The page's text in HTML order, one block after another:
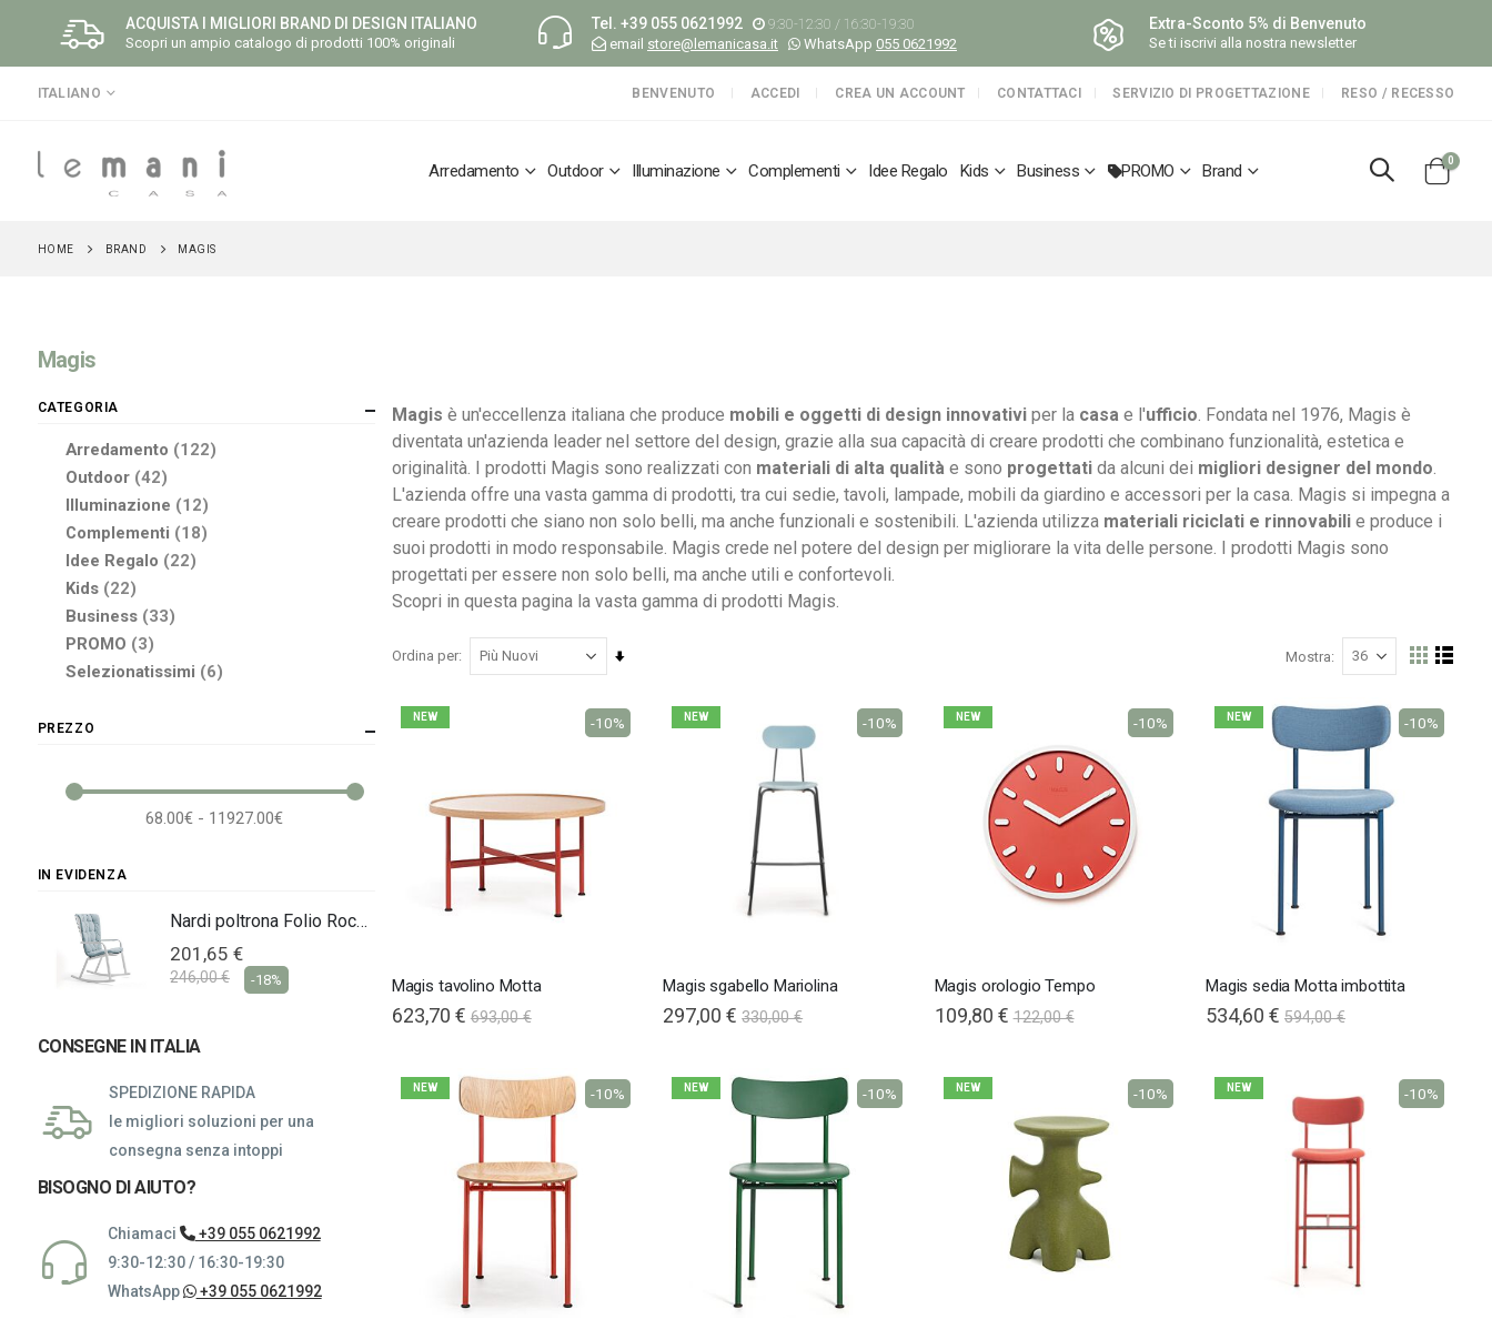
ACQUISTA I MIGLIORI BRAND DI DESIGN ITALIANO
Scopri un ampio catalogo di prodotti 100% originali
Tel. +39 055 0621992
9:30-12:30 / 16:30-19:30
email store@lemanicasa.it WhatsApp 055 0621992
Extra-Sconto 5% di Benvenuto
Se ti iscrivi alla nostra newsletter
LINGUA
ITALIANO BENVENUTO ACCEDI CREA UN ACCOUNT CONTATTACI SERVIZIO DI PROGETTAZIONE RESO / RECESSO
Arredamento Outdoor Illuminazione Complementi Idee Regalo Kids Business PROMO Brand
Cart
0
HOME BRAND MAGIS
Magis
Magis è un'eccellenza italiana che produce mobili e oggetti di design innovativi per la casae l'ufficio. Fondata nel 1976, Magis è
diventata un'azienda leader nel settore del design, grazie alla sua capacità di creare prodotti che combinano funzionalità, estetica e
originalità. I prodotti Magis sono realizzati con materiali di alta qualitàe sono progettatida alcuni dei migliori designer del mondo.
L'azienda offre una vasta gamma di prodotti, tra cui sedie, tavoli, lampade, mobili da giardino e accessori per la casa. Magis si impegna a
creare prodotti che siano non solo belli, ma anche funzionali e sostenibili. L'azienda utilizza materiali riciclati e rinnovabilie produce i
suoi prodotti in modo responsabile. Magis crede nel potere del design per migliorare la vita delle persone. I prodotti Magis sono
progettati per essere non solo belli, ma anche utili e confortevoli.
Scopri in questa pagina la vasta gamma di prodotti Magis.
Ordina per
Imposta
direzione
crescente
Mostra
Mostra
NEW
Magis tavolino Motta
623,70 € 693,00 €
-10% NEW
Magis sgabello Mariolina
297,00 € 330,00 €
-10% NEW
Magis orologio Tempo
109,80 € 122,00 €
-10% NEW
Magis sedia Motta imbottita
534,60 € 594,00 €
-10%
NEW -10% NEW -10% NEW -10% NEW -10%
CATEGORIA
Arredamento 122
elementi
Outdoor 42
elementi
Illuminazione
12
elementi
Complementi
18
elementi
Idee Regalo
22
elementi
Kids
22
elementi
Business
33
elementi
PROMO
3
elementi
Selezionatissimi
6
elementi
PREZZO
68.00€ - 11927.00€
IN EVIDENZA
Nardi poltrona Folio Rocking
201,65 €
246,00 € -18% 246,00 € 246,00 €
CONSEGNE IN ITALIA
SPEDIZIONE RAPIDA
le migliori soluzioni per una
consegna senza intoppi
BISOGNO DI AIUTO?
Chiamaci
+39 055 0621992
9:30-12:30 / 16:30-19:30
WhatsApp
+39 055 0621992